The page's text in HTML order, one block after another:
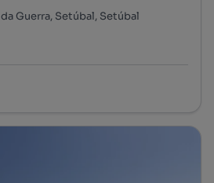
Guerra, Setúbal, Setúbal